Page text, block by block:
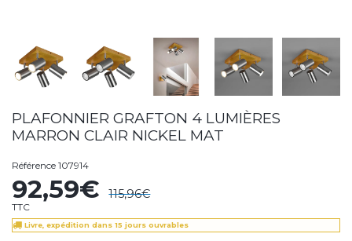
PLAFONNIER GRAFTON 4 LUMIÈRES
MARRON CLAIR NICKEL MAT
Référence 107914
92,59€ 115,96€
TTC
Livre, expédition dans 15 jours ouvrables